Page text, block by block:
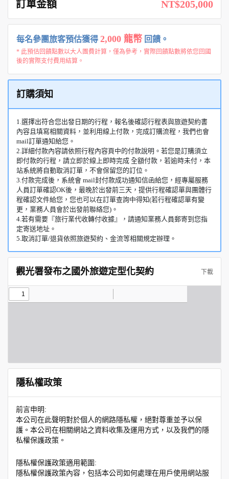
訂單金額 NT$205,000
每名參團旅客預估獲得 2,000 龍幣 回饋。
* 此預估回饋點數以大人團費計算，僅為參考，實際回饋點數將依您回國
後的實際支付費用結算。
訂購須知
1.選擇出符合您出發日期的行程，報名後確認行程表與旅遊契約書
內容且填寫相關資料，並利用線上付款，完成訂購流程，我們也會
mail訂單通知給您。
2.詳細付款內容請依照行程內容頁中的付款說明。若您是訂購須立
即付款的行程，請立即於線上即時完成 全額付款，若逾時未付，本
站系統將自動取消訂單，不會保留您的訂位。
3.付款完成後，系統會 mail封付款成功通知信函給您，經專屬服務
人員訂單確認OK後，最晚於出發前三天，提供行程確認單與團體行
程確認文件給您，您也可以在訂單查詢中得知(若行程確認單有變
更，業務人員會於出發前聯絡您)。
4.若有需要『旅行業代收轉付收據』，請通知業務人員郵寄到您指
定寄送地址。
5.取消訂單/退貨依照旅遊契約、金流等相關規定辦理。
觀光署發布之國外旅遊定型化契約 下載
隱私權政策
前言申明:
本公司在此聲明對於個人的網路隱私權，絕對尊重並予以保
護。本公司在相關網站之資料收集及運用方式，以及我們的隱
私權保護政策。
隱私權保護政策適用範圍:
隱私權保護政策內容，包括本公司如何處理在用戶使用網站服